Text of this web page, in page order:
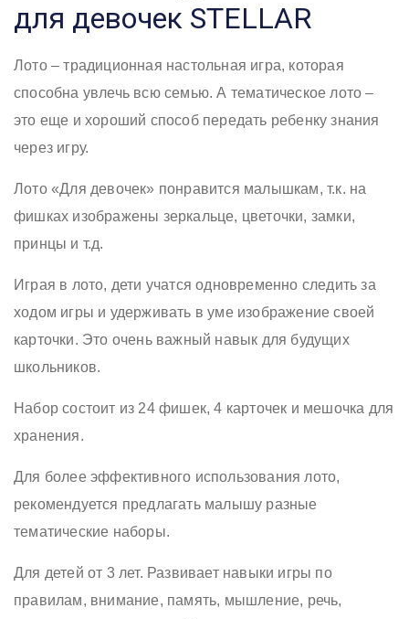
для девочек STELLAR
Лото – традиционная настольная игра, которая
способна увлечь всю семью. А тематическое лото –
это еще и хороший способ передать ребенку знания
через игру.
Лото «Для девочек» понравится малышкам, т.к. на
фишках изображены зеркальце, цветочки, замки,
принцы и т.д.
Играя в лото, дети учатся одновременно следить за
ходом игры и удерживать в уме изображение своей
карточки. Это очень важный навык для будущих
школьников.
Набор состоит из 24 фишек, 4 карточек и мешочка для
хранения.
Для более эффективного использования лото,
рекомендуется предлагать малышу разные
тематические наборы.
Для детей от 3 лет. Развивает навыки игры по
правилам, внимание, память, мышление, речь,